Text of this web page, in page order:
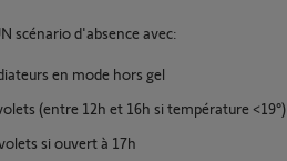
scénario d'absence avec:
en mode hors gel
(entre 12h et 16h si température <19°)
si ouvert à 17h